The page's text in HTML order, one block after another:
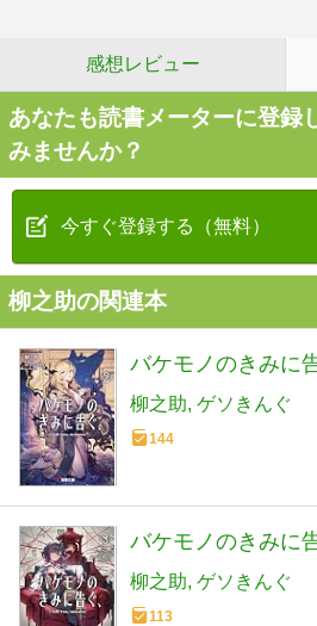
感想レビュー
あなたも読書メーターに登録
みませんか？
今すぐ登録する（無料）
柳之助の関連本
バケモノのきみに
柳之助 ゲソきんぐ
144
バケモノのきみに
柳之助 ゲソきんぐ
113